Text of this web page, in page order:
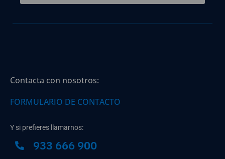
Contacta con nosotros:
FORMULARIO DE CONTACTO
Y si prefieres llamarnos:
933 666 900